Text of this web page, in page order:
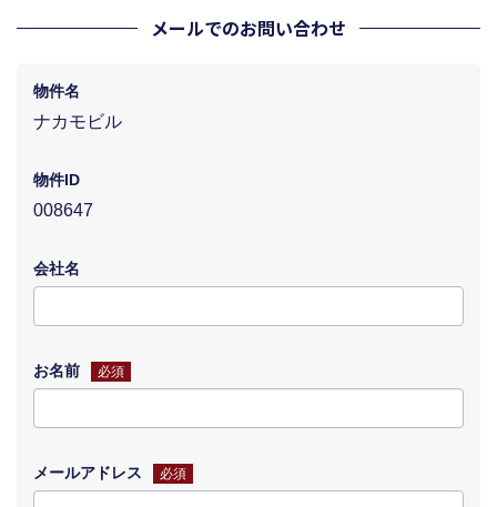
メールでのお問い合わせ
物件名
ナカモビル
物件ID
008647
会社名
お名前 必須
メールアドレス 必須